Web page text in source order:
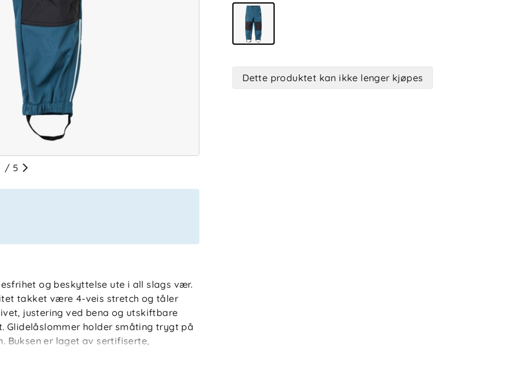
/ 5
og beskyttelse ute i all slags vær.
takket være 4-veis stretch og tåler
justering ved bena og utskiftbare
holder småting trygt på
Buksen er laget av sertifiserte,
Dette produktet kan ikke lenger kjøpes